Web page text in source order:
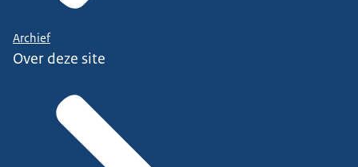
Archief
Over deze site